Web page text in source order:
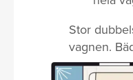
Stor
vagnen.